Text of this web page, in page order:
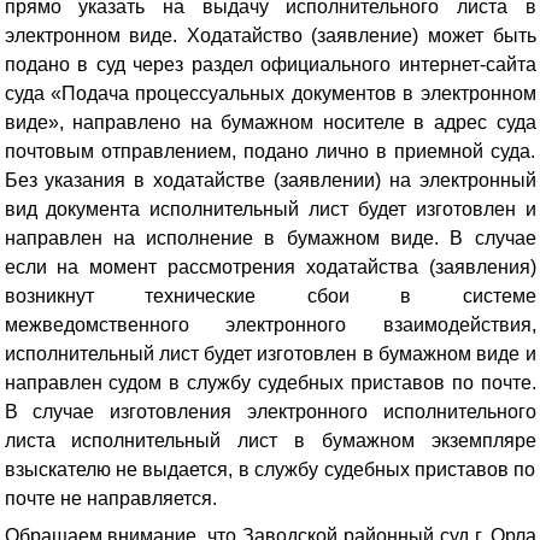
прямо указать на выдачу исполнительного листа в
электронном виде. Ходатайство (заявление) может быть
подано в суд через раздел официального интернет-сайта
суда «Подача процессуальных документов в электронном
виде», направлено на бумажном носителе в адрес суда
почтовым отправлением, подано лично в приемной суда.
Без указания в ходатайстве (заявлении) на электронный
вид документа исполнительный лист будет изготовлен и
направлен на исполнение в бумажном виде. В случае
если на момент рассмотрения ходатайства (заявления)
возникнут технические сбои в системе
межведомственного электронного взаимодействия,
исполнительный лист будет изготовлен в бумажном виде и
направлен судом в службу судебных приставов по почте.
В случае изготовления электронного исполнительного
листа исполнительный лист в бумажном экземпляре
взыскателю не выдается, в службу судебных приставов по
почте не направляется.
Обращаем внимание, что Заводской районный суд г. Орла